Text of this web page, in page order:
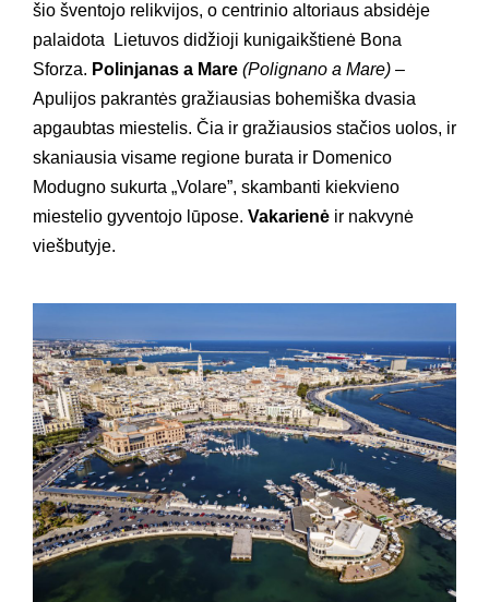
šio šventojo relikvijos, o centrinio altoriaus absidėje
palaidota Lietuvos didžioji kunigaikštienė Bona
Sforza. Polinjanas a Mare (Polignano a Mare) –
Apulijos pakrantės gražiausias bohemiška dvasia
apgaubtas miestelis. Čia ir gražiausios stačios uolos, ir
skaniausia visame regione burata ir Domenico
Modugno sukurta „Volare”, skambanti kiekvieno
miestelio gyventojo lūpose. Vakarienė ir nakvynė
viešbutyje.